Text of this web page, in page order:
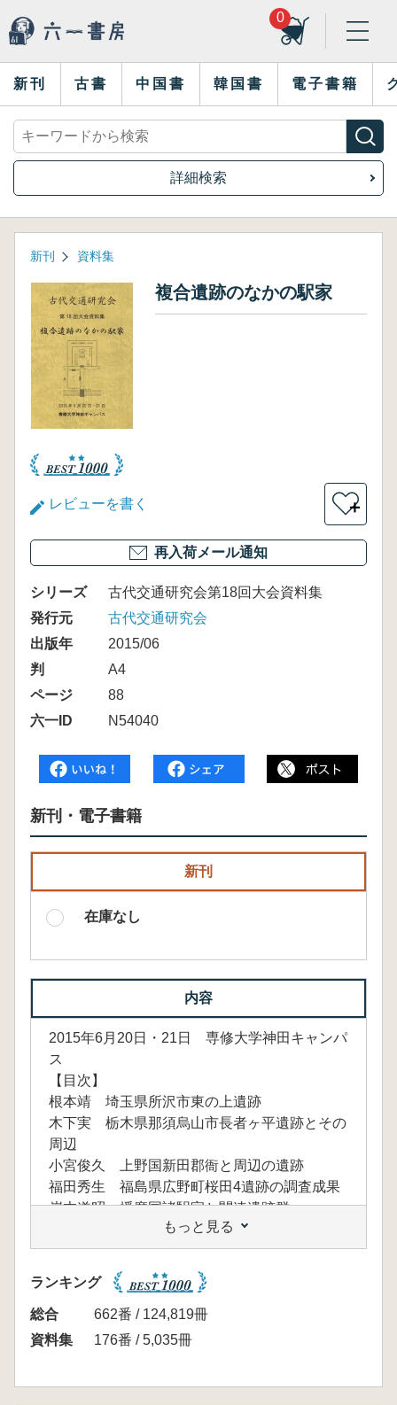
0
新刊 古書 中国書 韓国書 電子書籍
詳細検索
新刊 資料集
複合遺跡のなかの駅家
レビューを書く ＋
再入荷メール通知
シリーズ
古代交通研究会第18回大会資料集
発行元
古代交通研究会
出版年
2015/06
判
A4
ページ
88
六一ID
N54040
新刊・電子書籍
新刊
在庫なし
内容
2015年6月20日・21日 専修大学神田キャンパ
ス
【目次】
根本靖 埼玉県所沢市東の上遺跡
木下実 栃木県那須烏山市長者ヶ平遺跡とその
周辺
小宮俊久 上野国新田郡衙と周辺の遺跡
福田秀生 福島県広野町桜田4遺跡の調査成果
岸本道昭 播磨国諸駅家と関連遺跡群
鈴木敏則 伊場遺跡群と古代交通―複合遺跡の
なかの駅家―
渡辺晃宏 出土文字資料から伊場遺跡群を考え
る―駅家と出土文字資料―
鐘江宏之 地方官衙研究の歴史と現状―複合遺
跡の中の駅家を考えるために―
もっと見る
ランキング
総合
662番 / 124,819冊
資料集
176番 / 5,035冊